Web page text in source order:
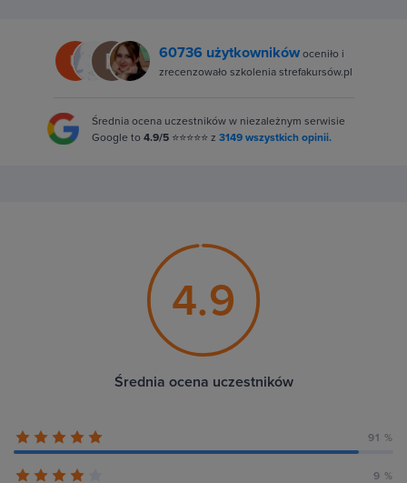
60736 użytkownikówoceniło i
zrecenzowało szkolenia strefakursów.pl
Średnia ocena uczestników w niezależnym serwisie
Google to 4.9/5 ⭐⭐⭐⭐⭐ z 3149 wszystkich opinii.
4.9
Średnia ocena uczestników
91 %
9 %